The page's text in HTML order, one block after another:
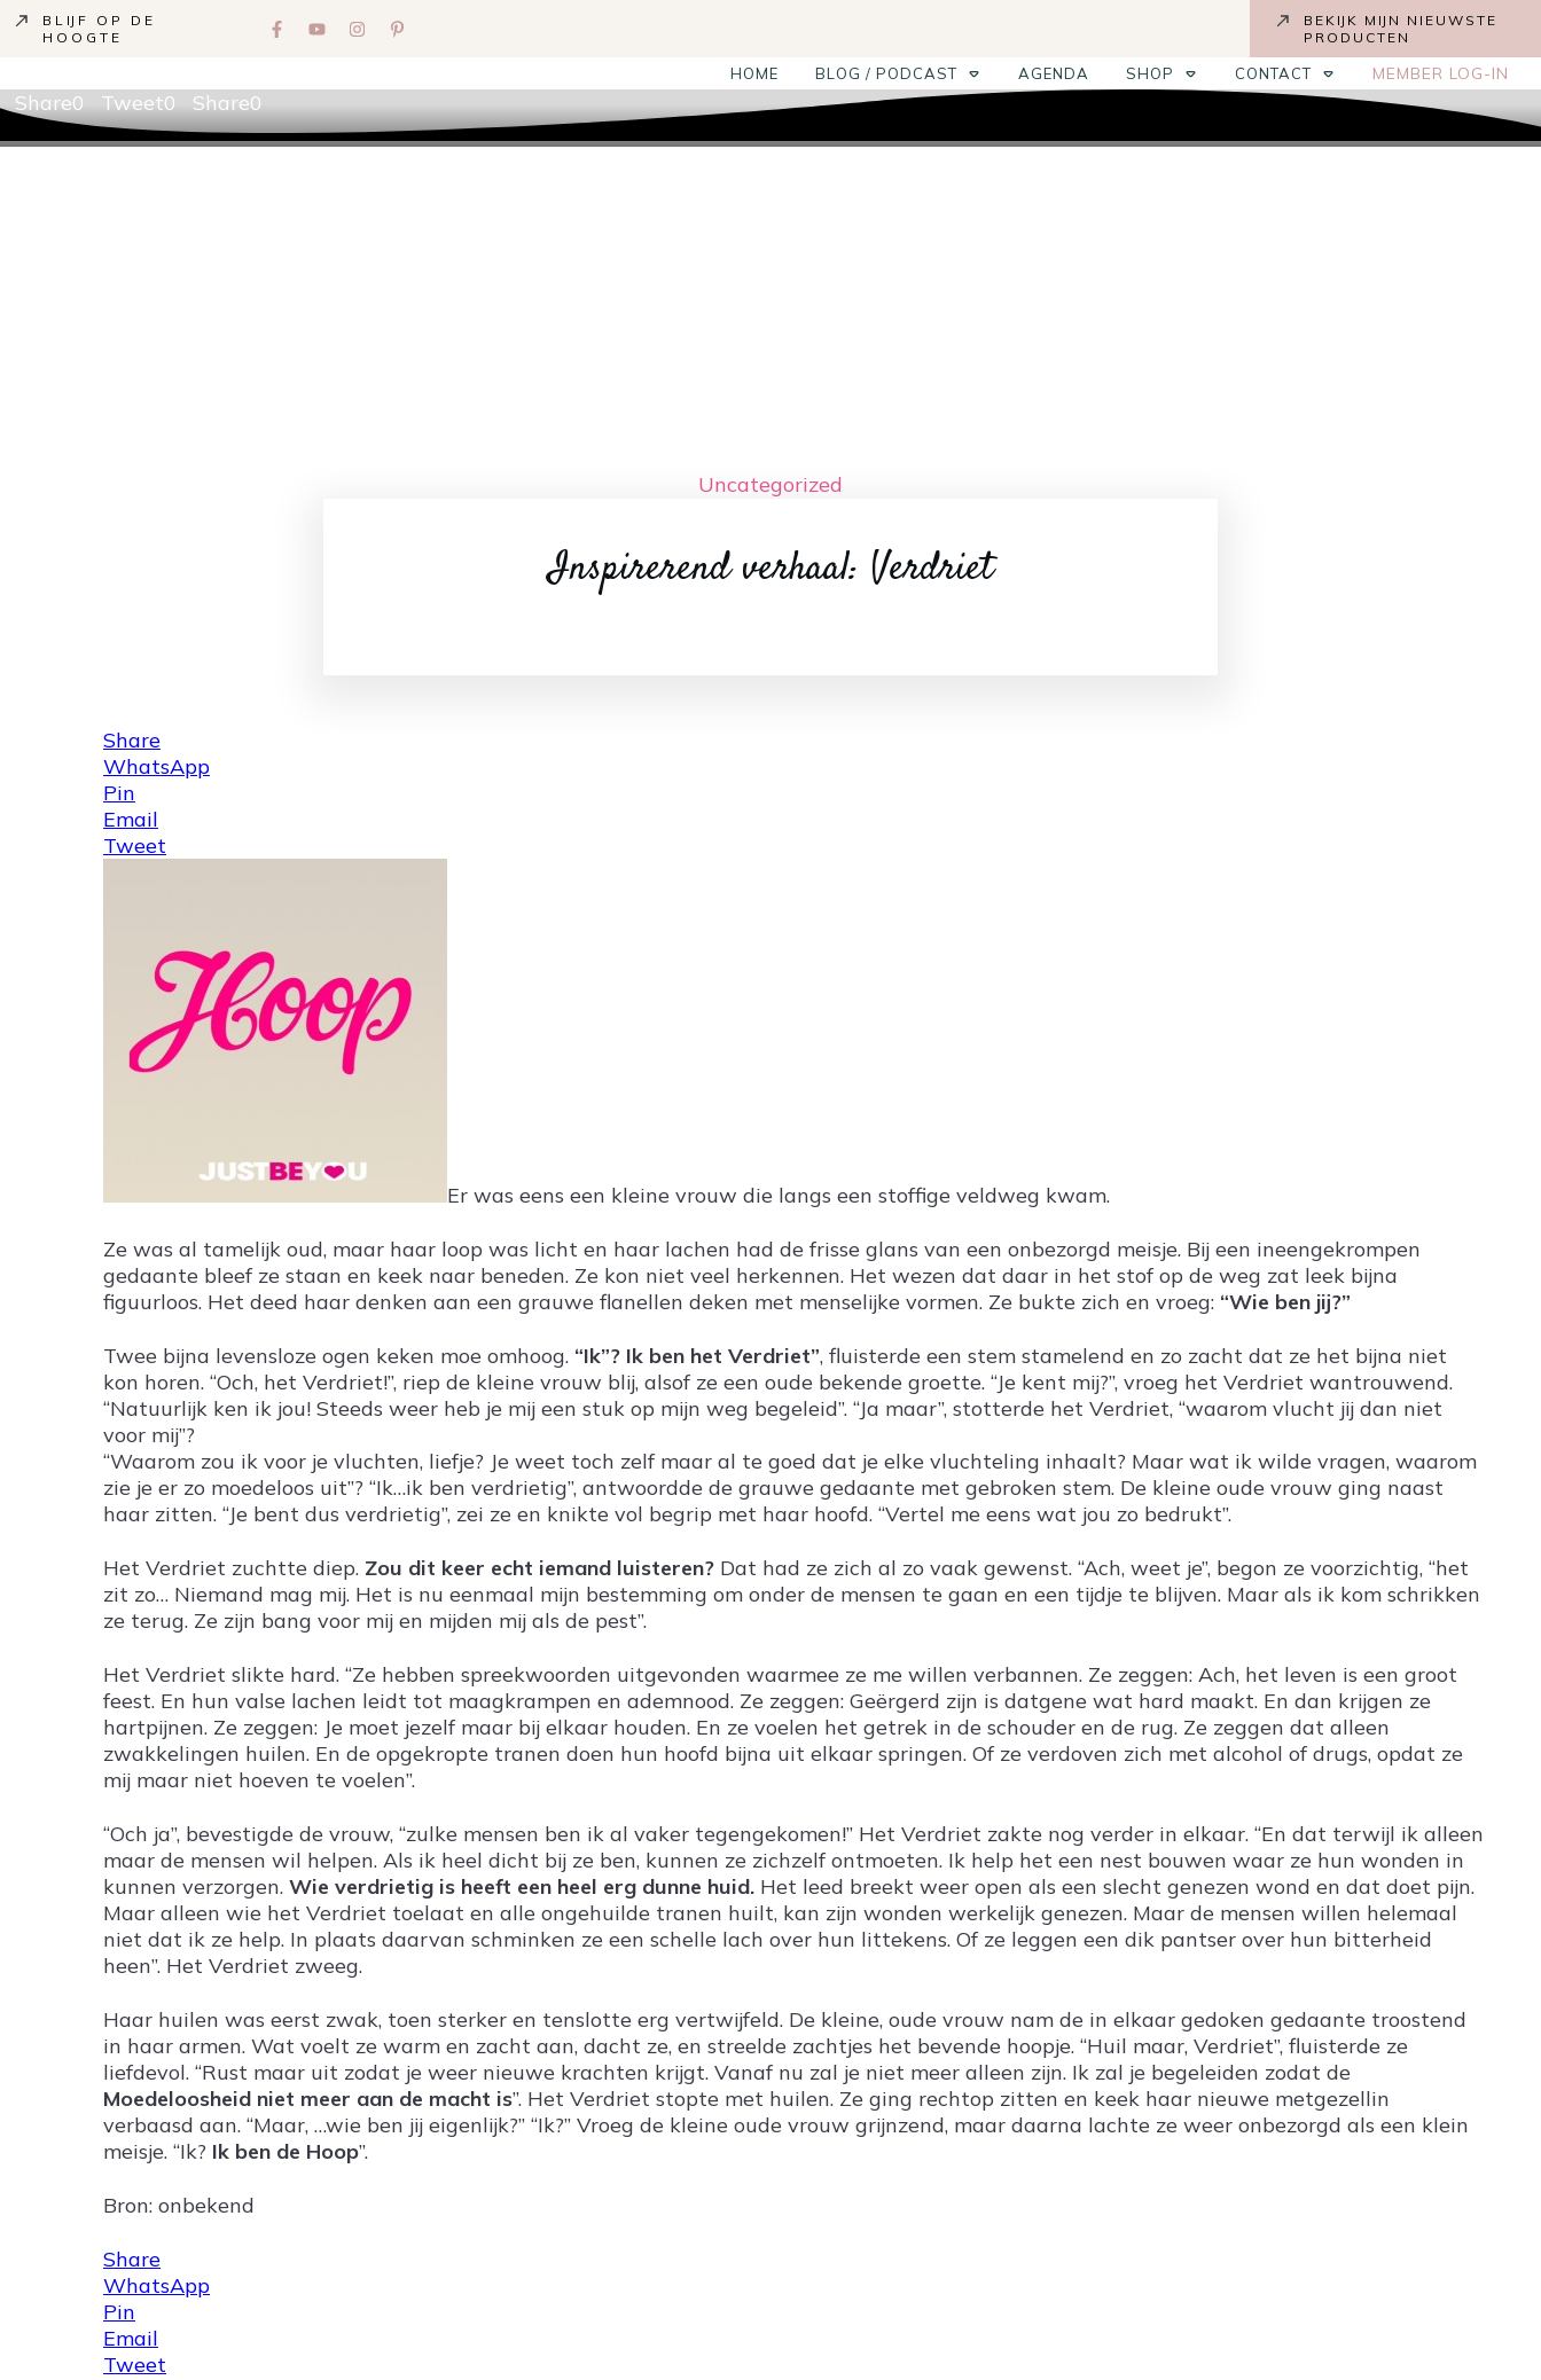
BLIJF OP DE
HOOGTE
BEKIJK MIJN NIEUWSTE
PRODUCTEN
HOME BLOG / PODCAST AGENDA SHOP CONTACT MEMBER LOG-IN
Uncategorized
Inspirerend verhaal: Verdriet
Share0 Tweet0 Share0
Share
WhatsApp
Pin
Email
Tweet
Er was eens een kleine vrouw die langs een stoffige veldweg kwam.
Ze was al tamelijk oud, maar haar loop was licht en haar lachen had de frisse glans van een onbezorgd meisje. Bij een ineengekrompen
gedaante bleef ze staan en keek naar beneden. Ze kon niet veel herkennen. Het wezen dat daar in het stof op de weg zat leek bijna
figuurloos. Het deed haar denken aan een grauwe flanellen deken met menselijke vormen. Ze bukte zich en vroeg: “Wie ben jij?”
Twee bijna levensloze ogen keken moe omhoog. “Ik”? Ik ben het Verdriet”, fluisterde een stem stamelend en zo zacht dat ze het bijna niet
kon horen. “Och, het Verdriet!”, riep de kleine vrouw blij, alsof ze een oude bekende groette. “Je kent mij?”, vroeg het Verdriet wantrouwend.
“Natuurlijk ken ik jou! Steeds weer heb je mij een stuk op mijn weg begeleid”. “Ja maar”, stotterde het Verdriet, “waarom vlucht jij dan niet
voor mij”?
“Waarom zou ik voor je vluchten, liefje? Je weet toch zelf maar al te goed dat je elke vluchteling inhaalt? Maar wat ik wilde vragen, waarom
zie je er zo moedeloos uit”? “Ik…ik ben verdrietig”, antwoordde de grauwe gedaante met gebroken stem. De kleine oude vrouw ging naast
haar zitten. “Je bent dus verdrietig”, zei ze en knikte vol begrip met haar hoofd. “Vertel me eens wat jou zo bedrukt”.
Het Verdriet zuchtte diep. Zou dit keer echt iemand luisteren? Dat had ze zich al zo vaak gewenst. “Ach, weet je”, begon ze voorzichtig, “het
zit zo… Niemand mag mij. Het is nu eenmaal mijn bestemming om onder de mensen te gaan en een tijdje te blijven. Maar als ik kom schrikken
ze terug. Ze zijn bang voor mij en mijden mij als de pest”.
Het Verdriet slikte hard. “Ze hebben spreekwoorden uitgevonden waarmee ze me willen verbannen. Ze zeggen: Ach, het leven is een groot
feest. En hun valse lachen leidt tot maagkrampen en ademnood. Ze zeggen: Geërgerd zijn is datgene wat hard maakt. En dan krijgen ze
hartpijnen. Ze zeggen: Je moet jezelf maar bij elkaar houden. En ze voelen het getrek in de schouder en de rug. Ze zeggen dat alleen
zwakkelingen huilen. En de opgekropte tranen doen hun hoofd bijna uit elkaar springen. Of ze verdoven zich met alcohol of drugs, opdat ze
mij maar niet hoeven te voelen”.
“Och ja”, bevestigde de vrouw, “zulke mensen ben ik al vaker tegengekomen!” Het Verdriet zakte nog verder in elkaar. “En dat terwijl ik alleen
maar de mensen wil helpen. Als ik heel dicht bij ze ben, kunnen ze zichzelf ontmoeten. Ik help het een nest bouwen waar ze hun wonden in
kunnen verzorgen. Wie verdrietig is heeft een heel erg dunne huid. Het leed breekt weer open als een slecht genezen wond en dat doet pijn.
Maar alleen wie het Verdriet toelaat en alle ongehuilde tranen huilt, kan zijn wonden werkelijk genezen. Maar de mensen willen helemaal
niet dat ik ze help. In plaats daarvan schminken ze een schelle lach over hun littekens. Of ze leggen een dik pantser over hun bitterheid
heen”. Het Verdriet zweeg.
Haar huilen was eerst zwak, toen sterker en tenslotte erg vertwijfeld. De kleine, oude vrouw nam de in elkaar gedoken gedaante troostend
in haar armen. Wat voelt ze warm en zacht aan, dacht ze, en streelde zachtjes het bevende hoopje. “Huil maar, Verdriet”, fluisterde ze
liefdevol. “Rust maar uit zodat je weer nieuwe krachten krijgt. Vanaf nu zal je niet meer alleen zijn. Ik zal je begeleiden zodat de
Moedeloosheid niet meer aan de macht is”. Het Verdriet stopte met huilen. Ze ging rechtop zitten en keek haar nieuwe metgezellin
verbaasd aan. “Maar, …wie ben jij eigenlijk?” “Ik?” Vroeg de kleine oude vrouw grijnzend, maar daarna lachte ze weer onbezorgd als een klein
meisje. “Ik? Ik ben de Hoop”.
Bron: onbekend
Share
WhatsApp
Pin
Email
Tweet